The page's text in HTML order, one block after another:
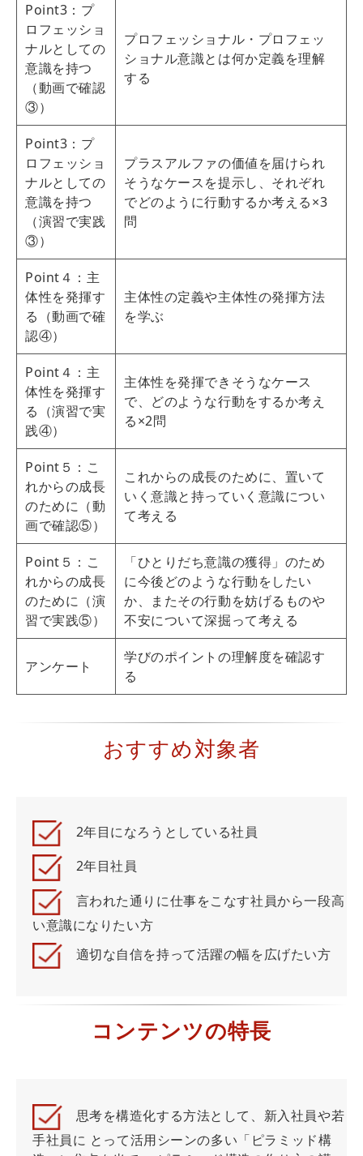
Point3：プ
ロフェッショ
ナルとしての
意識を持つ
（動画で確認
③）
プロフェッショナル・プロフェッ
ショナル意識とは何か定義を理解
する
Point3：プ
ロフェッショ
ナルとしての
意識を持つ
（演習で実践
③）
プラスアルファの価値を届けられ
そうなケースを提示し、それぞれ
でどのように行動するか考える×3
問
Point４：主
体性を発揮す
る（動画で確
認④）
主体性の定義や主体性の発揮方法
を学ぶ
Point４：主
体性を発揮す
る（演習で実
践④）
主体性を発揮できそうなケース
で、どのような行動をするか考え
る×2問
Point５：こ
れからの成長
のために（動
画で確認⑤）
これからの成長のために、置いて
いく意識と持っていく意識につい
て考える
Point５：こ
れからの成長
のために（演
習で実践⑤）
「ひとりだち意識の獲得」のため
に今後どのような行動をしたい
か、またその行動を妨げるものや
不安について深掘って考える
アンケート
学びのポイントの理解度を確認す
る
おすすめ対象者
2年目になろうとしている社員
2年目社員
言われた通りに仕事をこなす社員から一段高
い意識になりたい方
適切な自信を持って活躍の幅を広げたい方
コンテンツの特長
思考を構造化する方法として、新入社員や若
手社員に とって活用シーンの多い「ピラミッド構